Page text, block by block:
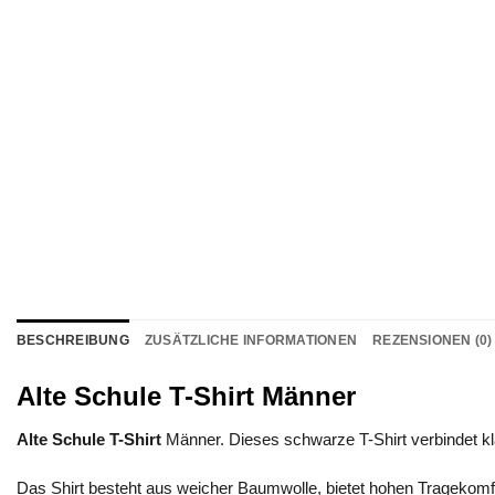
BESCHREIBUNG ZUSÄTZLICHE INFORMATIONEN REZENSIONEN (0)
Alte Schule T-Shirt Männer
Alte Schule T-Shirt Männer. Dieses schwarze T-Shirt verbindet
Das Shirt besteht aus weicher Baumwolle, bietet hohen